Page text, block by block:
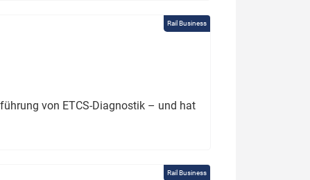
Rail Business
von ETCS-Diagnostik – und hat
Rail Business